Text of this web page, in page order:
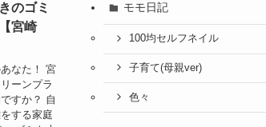
のゴミ
宮崎
なた！ 宮
ーンプラ
すか？ 自
する家庭
モモ日記
100均セルフネイル
子育て(母親ver)
色々